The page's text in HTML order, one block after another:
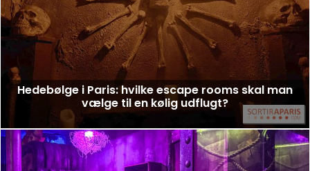
Hedebølge i Paris: hvilke escape rooms skal man
vælge til en kølig udflugt?